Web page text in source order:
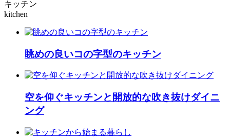
キッチン
kitchen
眺めの良いコの字型のキッチン
空を仰ぐキッチンと開放的な吹き抜けダイニ
ング